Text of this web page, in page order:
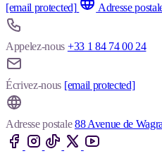
[email protected]
Adresse
Appelez-nous +33 1 84 74 00 24
Écrivez-nous [email protected]
Adresse postale 88 Avenue de